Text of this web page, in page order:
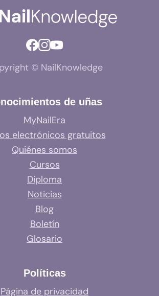
© NailKnowledge
de uñas
MyNailEra
electrónicos gratuitos
Quiénes somos
Cursos
Diploma
Noticias
Blog
Boletín
Glosario
Políticas
Página de privacidad